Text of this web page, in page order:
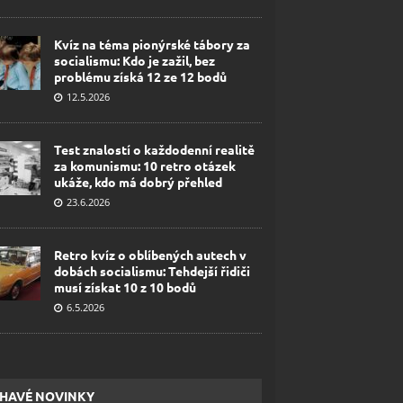
Kvíz na téma pionýrské tábory za
socialismu: Kdo je zažil, bez
problému získá 12 ze 12 bodů
12.5.2026
Test znalostí o každodenní realitě
za komunismu: 10 retro otázek
ukáže, kdo má dobrý přehled
23.6.2026
Retro kvíz o oblíbených autech v
dobách socialismu: Tehdejší řidiči
musí získat 10 z 10 bodů
6.5.2026
NOVINKY